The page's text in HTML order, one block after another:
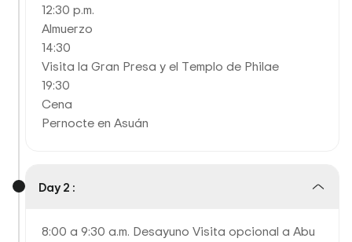
12:30 p.m.
Almuerzo
14:30
Visita la Gran Presa y el Templo de Philae
19:30
Cena
Pernocte en Asuán
Day 2 :
8:00 a 9:30 a.m. Desayuno Visita opcional a Abu